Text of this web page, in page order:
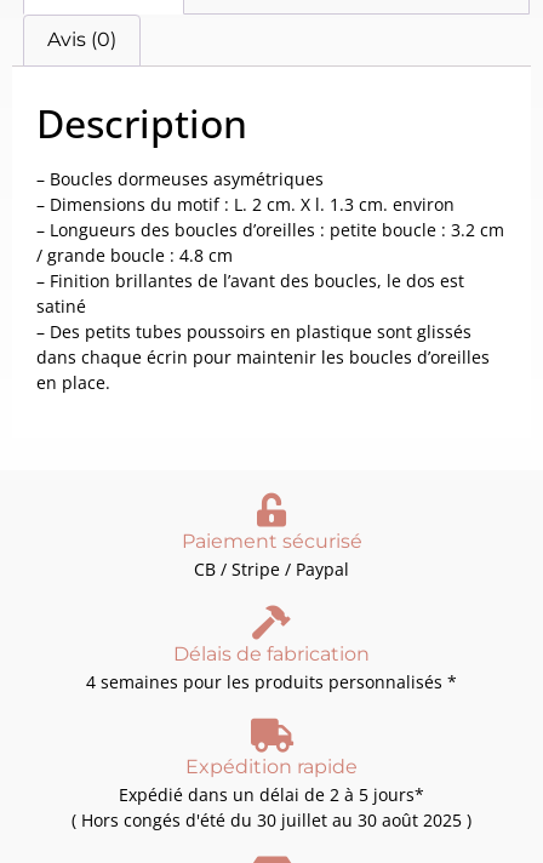
Avis (0)
Description
– Boucles dormeuses asymétriques
– Dimensions du motif : L. 2 cm. X l. 1.3 cm. environ
– Longueurs des boucles d’oreilles : petite boucle : 3.2 cm
/ grande boucle : 4.8 cm
– Finition brillantes de l’avant des boucles, le dos est
satiné
– Des petits tubes poussoirs en plastique sont glissés
dans chaque écrin pour maintenir les boucles d’oreilles
en place.
Paiement sécurisé
CB / Stripe / Paypal
Délais de fabrication
4 semaines pour les produits personnalisés *
Expédition rapide
Expédié dans un délai de 2 à 5 jours*
( Hors congés d'été du 30 juillet au 30 août 2025 )